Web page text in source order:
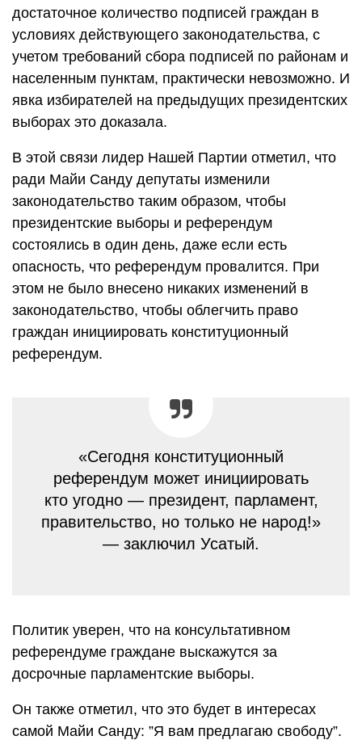
достаточное количество подписей граждан в
условиях действующего законодательства, с
учетом требований сбора подписей по районам и
населенным пунктам, практически невозможно. И
явка избирателей на предыдущих президентских
выборах это доказала.
В этой связи лидер Нашей Партии отметил, что
ради Майи Санду депутаты изменили
законодательство таким образом, чтобы
президентские выборы и референдум
состоялись в один день, даже если есть
опасность, что референдум провалится. При
этом не было внесено никаких изменений в
законодательство, чтобы облегчить право
граждан инициировать конституционный
референдум.
«Сегодня конституционный
референдум может инициировать
кто угодно — президент, парламент,
правительство, но только не народ!»
— заключил Усатый.
Политик уверен, что на консультативном
референдуме граждане выскажутся за
досрочные парламентские выборы.
Он также отметил, что это будет в интересах
самой Майи Санду: ”Я вам предлагаю свободу”.